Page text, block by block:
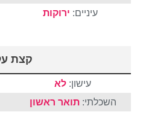
עיניים: ירוקות
קצת
עישון: לא
השכלתי:תואר ראשון